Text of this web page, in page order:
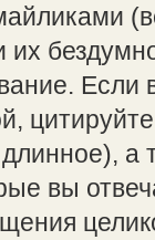
их
Если
а
вы